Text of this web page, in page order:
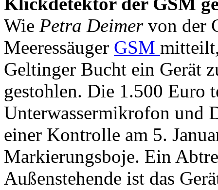
Wie Petra Deimervon der
Meeressäuger GSM
Geltinger Bucht ein Gerät
gestohlen. Die 1.500 Euro
Unterwassermikrofon und
einer Kontrolle am 5.
Markierungsboje. Ein
Außenstehende ist das